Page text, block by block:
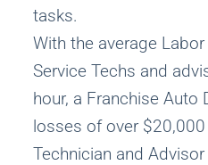
tasks.
With the average
Service Techs and
hour, a Franchise Auto
losses of over $20,000
Technician and